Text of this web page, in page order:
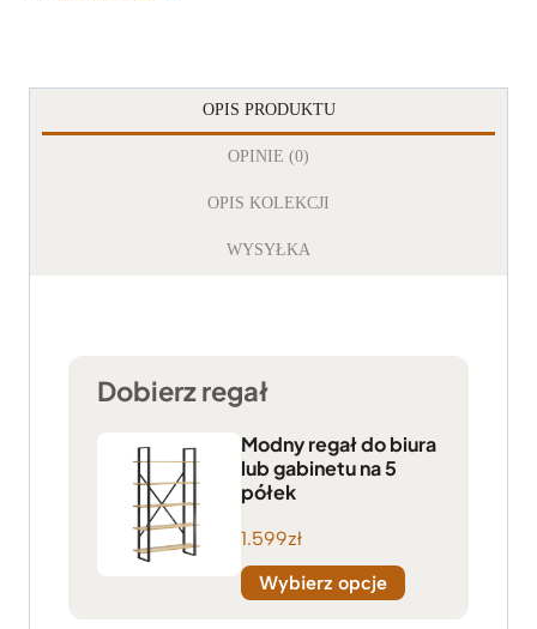
OPIS PRODUKTU
OPINIE (0)
OPIS KOLEKCJI
WYSYŁKA
Dobierz regał
Modny regał do biura
lub gabinetu na 5
półek
1.599zł
Wybierz opcje